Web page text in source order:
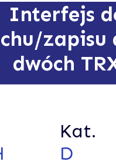
Interfejs
zapisu
dwóch
Kat.
D